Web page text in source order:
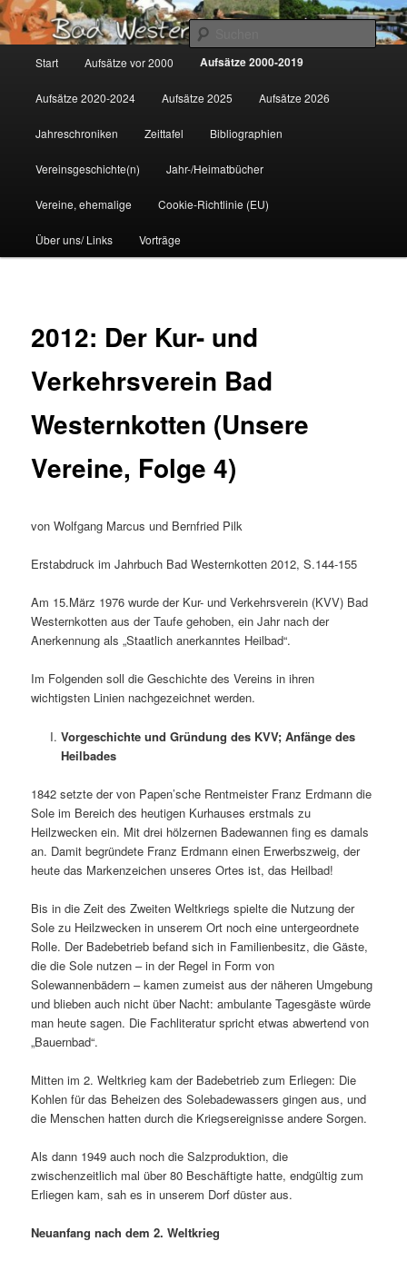
Zum
primären
Inhalt
springen
Gemeinsam für Bad Westernkotten
Start Aufsätze vor 2000 Aufsätze 2000-2019
Aufsätze 2020-2024 Aufsätze 2025 Aufsätze 2026
Jahreschroniken Zeittafel Bibliographien
Vereinsgeschichte(n) Jahr-/Heimatbücher
Vereine, ehemalige Cookie-Richtlinie (EU)
Über uns/ Links Vorträge
2012: Der Kur- und
Verkehrsverein Bad
Westernkotten (Unsere
Vereine, Folge 4)
von Wolfgang Marcus und Bernfried Pilk
Erstabdruck im Jahrbuch Bad Westernkotten 2012, S.144-155
Am 15.März 1976 wurde der Kur- und Verkehrsverein (KVV) Bad
Westernkotten aus der Taufe gehoben, ein Jahr nach der
Anerkennung als „Staatlich anerkanntes Heilbad“.
Im Folgenden soll die Geschichte des Vereins in ihren
wichtigsten Linien nachgezeichnet werden.
Vorgeschichte und Gründung des KVV; Anfänge des
Heilbades
1842 setzte der von Papen’sche Rentmeister Franz Erdmann die
Sole im Bereich des heutigen Kurhauses erstmals zu
Heilzwecken ein. Mit drei hölzernen Badewannen fing es damals
an. Damit begründete Franz Erdmann einen Erwerbszweig, der
heute das Markenzeichen unseres Ortes ist, das Heilbad!
Bis in die Zeit des Zweiten Weltkriegs spielte die Nutzung der
Sole zu Heilzwecken in unserem Ort noch eine untergeordnete
Rolle. Der Badebetrieb befand sich in Familienbesitz, die Gäste,
die die Sole nutzen – in der Regel in Form von
Solewannenbädern – kamen zumeist aus der näheren Umgebung
und blieben auch nicht über Nacht: ambulante Tagesgäste würde
man heute sagen. Die Fachliteratur spricht etwas abwertend von
„Bauernbad“.
Mitten im 2. Weltkrieg kam der Badebetrieb zum Erliegen: Die
Kohlen für das Beheizen des Solebadewassers gingen aus, und
die Menschen hatten durch die Kriegsereignisse andere Sorgen.
Als dann 1949 auch noch die Salzproduktion, die
zwischenzeitlich mal über 80 Beschäftigte hatte, endgültig zum
Erliegen kam, sah es in unserem Dorf düster aus.
Neuanfang nach dem 2. Weltkrieg